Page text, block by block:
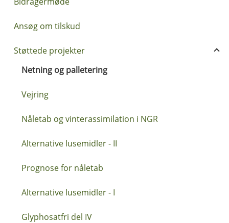
Ansøg om tilskud
Støttede projekter
Netning og palletering
Vejring
Nåletab og vinterassimilation i NGR
Alternative lusemidler - II
Prognose for nåletab
Alternative lusemidler - I
Glyphosatfri del IV